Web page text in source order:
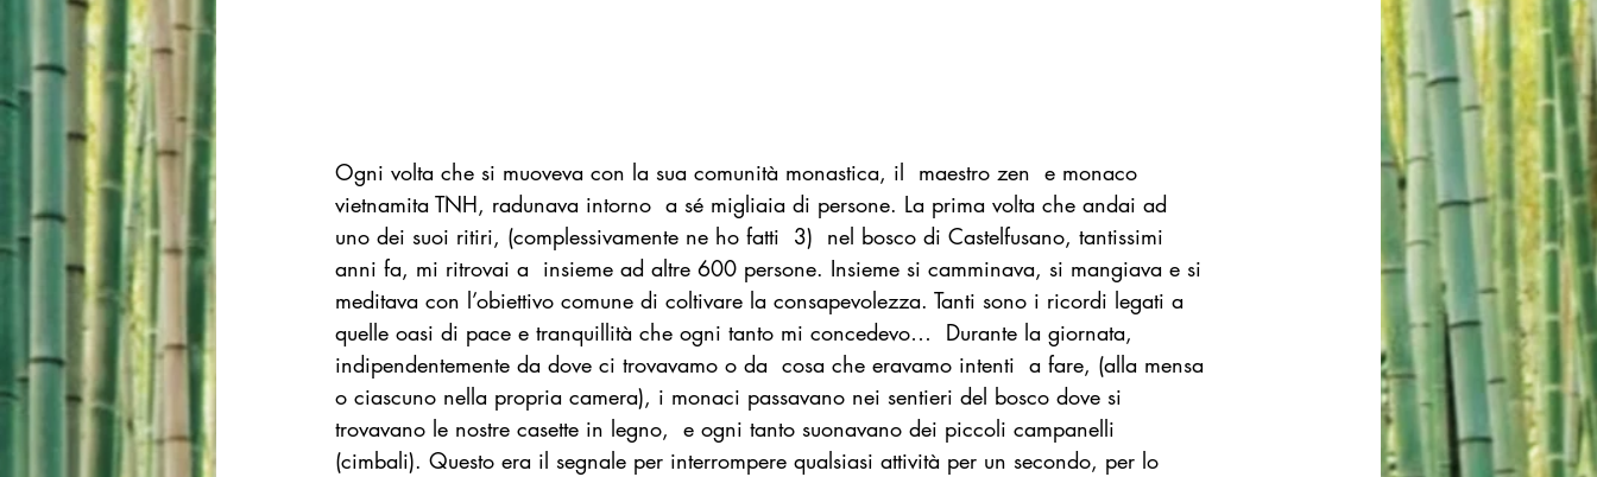
Ogni volta che si muoveva con la sua comunità monastica, il  maestro zen  e monaco
vietnamita TNH, radunava intorno  a sé migliaia di persone. La prima volta che andai ad
uno dei suoi ritiri, (complessivamente ne ho fatti  3)  nel bosco di Castelfusano, tantissimi
anni fa, mi ritrovai a  insieme ad altre 600 persone. Insieme si camminava, si mangiava e si
meditava con l’obiettivo comune di coltivare la consapevolezza. Tanti sono i ricordi legati a
quelle oasi di pace e tranquillità che ogni tanto mi concedevo…  Durante la giornata,
indipendentemente da dove ci trovavamo o da  cosa che eravamo intenti  a fare, (alla mensa
o ciascuno nella propria camera), i monaci passavano nei sentieri del bosco dove si
trovavano le nostre casette in legno,  e ogni tanto suonavano dei piccoli campanelli
(cimbali). Questo era il segnale per interrompere qualsiasi attività per un secondo, per lo